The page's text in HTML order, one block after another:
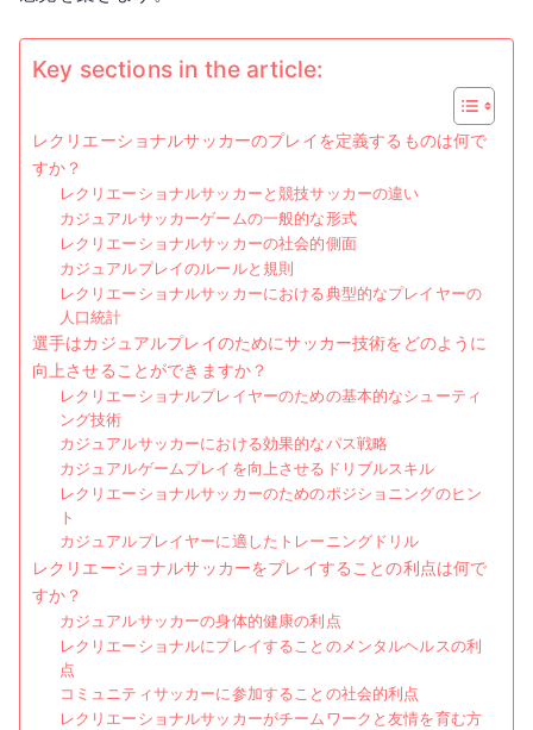
Key sections in the article:
レクリエーショナルサッカーのプレイを定義するものは何で
すか？
レクリエーショナルサッカーと競技サッカーの違い
カジュアルサッカーゲームの一般的な形式
レクリエーショナルサッカーの社会的側面
カジュアルプレイのルールと規則
レクリエーショナルサッカーにおける典型的なプレイヤーの
人口統計
選手はカジュアルプレイのためにサッカー技術をどのように
向上させることができますか？
レクリエーショナルプレイヤーのための基本的なシューティ
ング技術
カジュアルサッカーにおける効果的なパス戦略
カジュアルゲームプレイを向上させるドリブルスキル
レクリエーショナルサッカーのためのポジショニングのヒン
ト
カジュアルプレイヤーに適したトレーニングドリル
レクリエーショナルサッカーをプレイすることの利点は何で
すか？
カジュアルサッカーの身体的健康の利点
レクリエーショナルにプレイすることのメンタルヘルスの利
点
コミュニティサッカーに参加することの社会的利点
レクリエーショナルサッカーがチームワークと友情を育む方